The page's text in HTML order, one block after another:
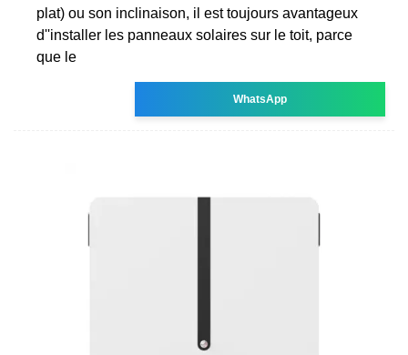
plat) ou son inclinaison, il est toujours avantageux
d''installer les panneaux solaires sur le toit, parce
que le
WhatsApp